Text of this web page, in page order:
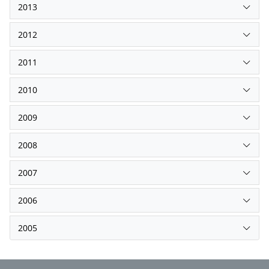
2013
2012
2011
2010
2009
2008
2007
2006
2005